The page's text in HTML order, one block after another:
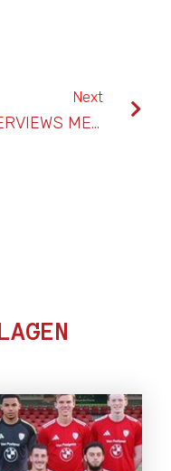
Next
INTERVIEWS MET VERTREKKENDE SPELERS -1